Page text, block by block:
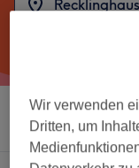
Sortieren nach
Wir verwenden
Dritten, um